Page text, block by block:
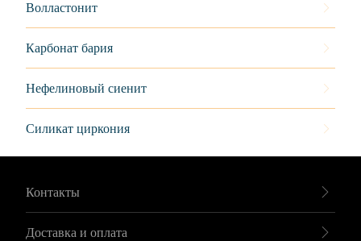
Волластонит
Карбонат бария
Нефелиновый сиенит
Силикат циркония
Контакты
Доставка и оплата